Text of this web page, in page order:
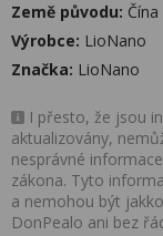
Země původu: Čína
Výrobce: LioNano
Značka: LioNano
I přesto, že jsou
aktualizovány,
nesprávné
zákona. Tyto
a nemohou být
DonPealo ani bez